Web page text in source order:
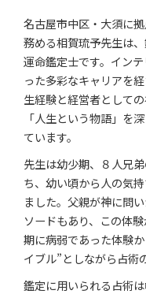
名古屋市中区・大須に
務める相賀琉予先生は
運命鑑定士です。イン
った多彩なキャリアを
生経験と経営者として
「人生という物語」を
ています。
先生は幼少期、８人兄
ち、幼い頃から人の気
ました。父親が神に問
ソードもあり、この体
期に病弱であった体験
イブル”としながら占術
鑑定に用いられる占術